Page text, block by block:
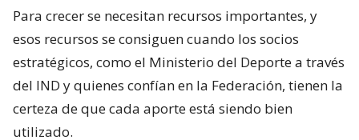
Para crecer se necesitan recursos importantes, y
esos recursos se consiguen cuando los socios
estratégicos, como el Ministerio del Deporte a través
del IND y quienes confían en la Federación, tienen la
certeza de que cada aporte está siendo bien
utilizado.